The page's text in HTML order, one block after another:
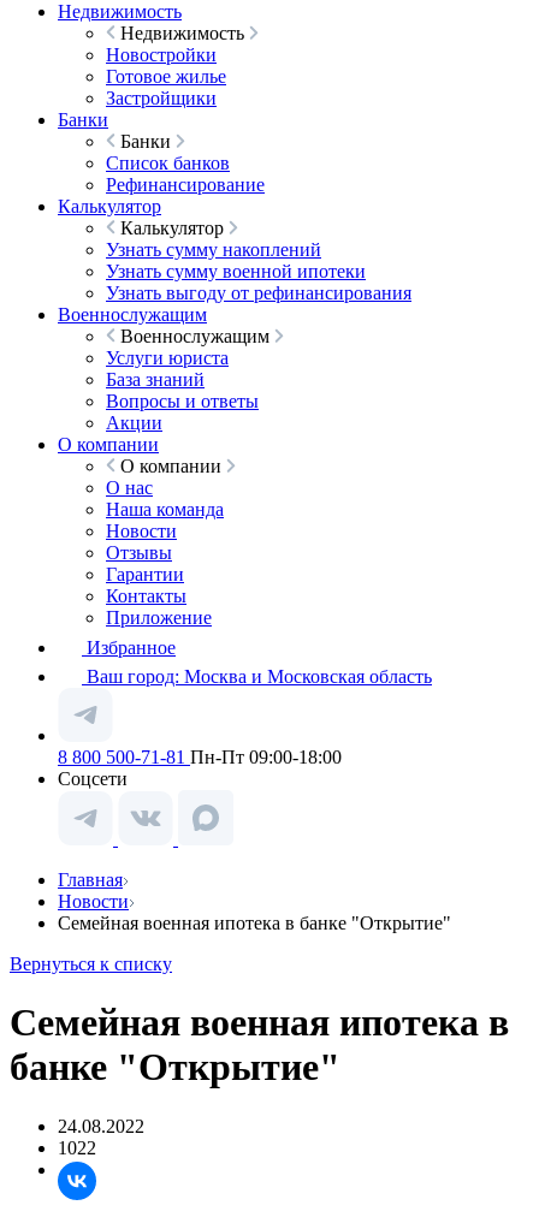
Недвижимость
Недвижимость
Новостройки
Готовое жилье
Застройщики
Банки
Банки
Список банков
Рефинансирование
Калькулятор
Калькулятор
Узнать сумму накоплений
Узнать сумму военной ипотеки
Узнать выгоду от рефинансирования
Военнослужащим
Военнослужащим
Услуги юриста
База знаний
Вопросы и ответы
Акции
О компании
О компании
О нас
Наша команда
Новости
Отзывы
Гарантии
Контакты
Приложение
Избранное
Ваш город: Москва и Московская область
8 800 500-71-81 Пн-Пт 09:00-18:00
Соцсети
Главная
Новости
Семейная военная ипотека в банке "Открытие"
Вернуться к списку
Семейная военная ипотека в
банке "Открытие"
24.08.2022
1022